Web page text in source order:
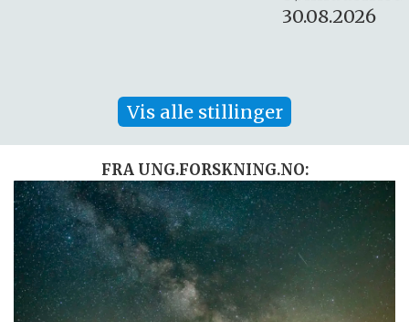
Vis alle stillinger
FRA UNG.FORSKNING.NO: